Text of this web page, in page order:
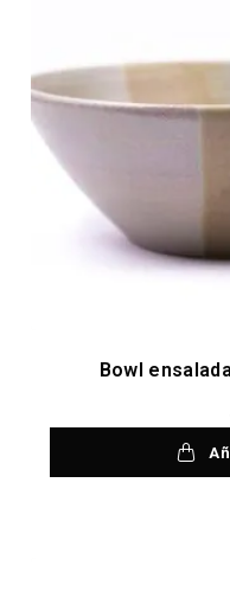
Bowl